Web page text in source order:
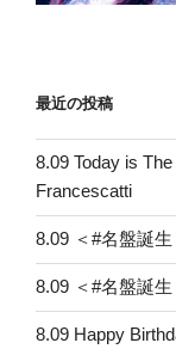
最近の投稿
8.09 Today is
Francescatti
8.09 ＜#名盤誕
8.09 ＜#名盤誕
8.09 Happy